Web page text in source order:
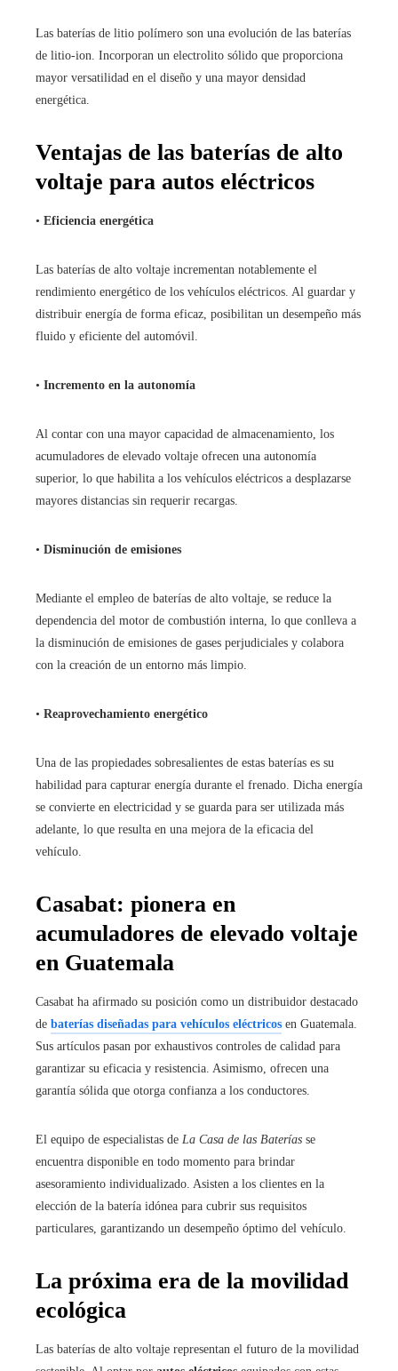
Las baterías de litio polímero son una evolución de las baterías
de litio-ion. Incorporan un electrolito sólido que proporciona
mayor versatilidad en el diseño y una mayor densidad
energética.
Ventajas de las baterías de alto
voltaje para autos eléctricos
• Eficiencia energética
Las baterías de alto voltaje incrementan notablemente el
rendimiento energético de los vehículos eléctricos. Al guardar y
distribuir energía de forma eficaz, posibilitan un desempeño más
fluido y eficiente del automóvil.
• Incremento en la autonomía
Al contar con una mayor capacidad de almacenamiento, los
acumuladores de elevado voltaje ofrecen una autonomía
superior, lo que habilita a los vehículos eléctricos a desplazarse
mayores distancias sin requerir recargas.
• Disminución de emisiones
Mediante el empleo de baterías de alto voltaje, se reduce la
dependencia del motor de combustión interna, lo que conlleva a
la disminución de emisiones de gases perjudiciales y colabora
con la creación de un entorno más limpio.
• Reaprovechamiento energético
Una de las propiedades sobresalientes de estas baterías es su
habilidad para capturar energía durante el frenado. Dicha energía
se convierte en electricidad y se guarda para ser utilizada más
adelante, lo que resulta en una mejora de la eficacia del
vehículo.
Casabat: pionera en
acumuladores de elevado voltaje
en Guatemala
Casabat ha afirmado su posición como un distribuidor destacado
de baterías diseñadas para vehículos eléctricos en Guatemala.
Sus artículos pasan por exhaustivos controles de calidad para
garantizar su eficacia y resistencia. Asimismo, ofrecen una
garantía sólida que otorga confianza a los conductores.
El equipo de especialistas de La Casa de las Baterías se
encuentra disponible en todo momento para brindar
asesoramiento individualizado. Asisten a los clientes en la
elección de la batería idónea para cubrir sus requisitos
particulares, garantizando un desempeño óptimo del vehículo.
La próxima era de la movilidad
ecológica
Las baterías de alto voltaje representan el futuro de la movilidad